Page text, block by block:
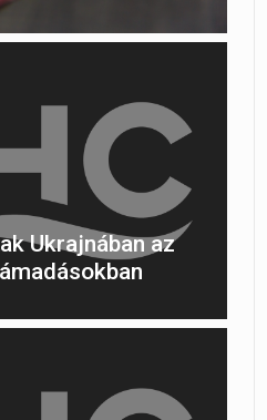
Ukrajnában az